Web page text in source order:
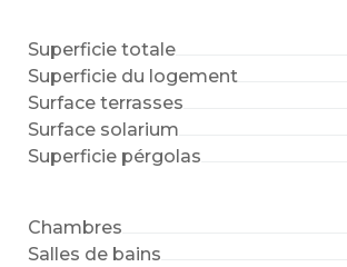
Superficie totale
Superficie du logement
Surface terrasses
Surface solarium
Superficie pérgolas
Chambres
Salles de bains